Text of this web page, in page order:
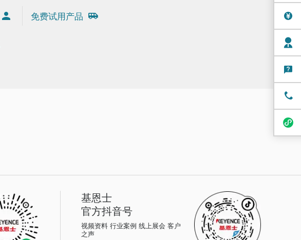
免费试用产品
基恩士
官方抖音号
视频资料 行业案例 线上展会 客户
之声